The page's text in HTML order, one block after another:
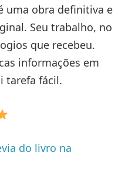
uma obra definitiva e
Seu trabalho, no
que recebeu.
informações em
tarefa fácil.
do livro na